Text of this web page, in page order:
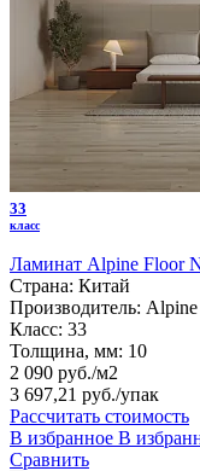
33
класс
Ламинат Alpine Floor
Страна: Китай
Производитель:
Класс: 33
Толщина, мм: 10
2 090 руб./м2
3 697,21 руб./упак
Рассчитать стоимость
В избранное В
Сравнить